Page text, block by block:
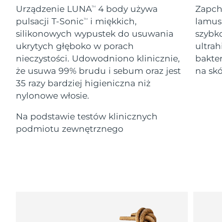
Urządzenie LUNATM
4 body używa
pulsacji T-SonicTM
i miękkich,
silikonowych wypustek do usuwania
ukrytych głęboko w porach
nieczystości. Udowodniono klinicznie,
że usuwa 99% brudu i sebum oraz jest
35 razy bardziej higieniczna niż
nylonowe włosie.
Na podstawie testów klinicznych
podmiotu zewnętrznego
na
All revitalizing eye massagers
Advanced pore care essentials
Serum
issa™ Teeth Whitening Gel
18% PAP
Kosmetyki Mężczyźni
Kupuj
FOREO APP
Gibraltar
8/14/26
Grecja
Oczekiwany czas dostawy
8/10/26
SRA Hongkong
(Chiny)
Oczekiwany czas dostawy
8/11/26
Węgry
Islandia
Oczekiwany czas dostawy
Oczekiwany czas dostawy